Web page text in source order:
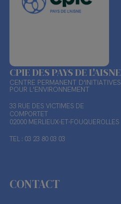
CPIE DES PAYS DE L'AISNE
CENTRE PERMANENT D'INITIATIVES
POUR L'ENVIRONNEMENT
33 RUE DES VICTIMES DE
COMPORTET
02000 MERLIEUX-ET-FOUQUEROLLES
TEL : 03 23 80 03 03
CONTACT